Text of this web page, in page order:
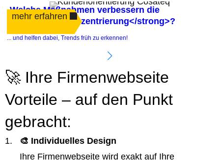
Welche Maßnahmen verbessern die
<strong>Kundenzentrierung</strong>?
mehr erfahren
... und helfen dabei, Trends früh zu erkennen!
🚀 Ihre Firmenwebseite
Vorteile – auf den Punkt
gebracht:
🎨 Individuelles Design
Ihre Firmenwebseite wird exakt auf Ihre